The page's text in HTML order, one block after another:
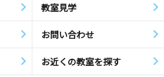
教室見学
お問い合わせ
お近くの教室を探す